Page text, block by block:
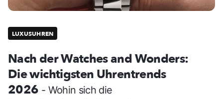
LUXUSUHREN
Nach der Watches and Wonders:
Die wichtigsten Uhrentrends
2026 - Wohin sich die